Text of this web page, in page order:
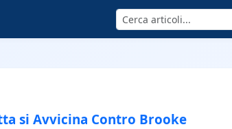
Cerca
si Avvicina Contro Brooke